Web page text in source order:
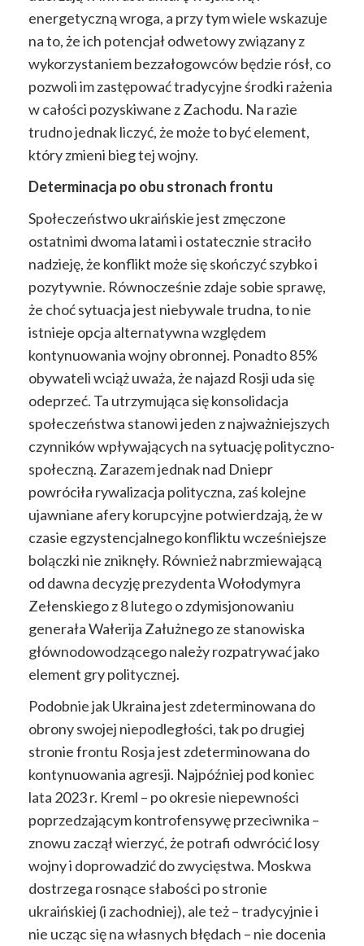
energetyczną wroga, a przy tym wiele wskazuje
na to, że ich potencjał odwetowy związany z
wykorzystaniem bezzałogowców będzie rósł, co
pozwoli im zastępować tradycyjne środki rażenia
w całości pozyskiwane z Zachodu. Na razie
trudno jednak liczyć, że może to być element,
który zmieni bieg tej wojny.
Determinacja po obu stronach frontu
Społeczeństwo ukraińskie jest zmęczone
ostatnimi dwoma latami i ostatecznie straciło
nadzieję, że konflikt może się skończyć szybko i
pozytywnie. Równocześnie zdaje sobie sprawę,
że choć sytuacja jest niebywale trudna, to nie
istnieje opcja alternatywna względem
kontynuowania wojny obronnej. Ponadto 85%
obywateli wciąż uważa, że najazd Rosji uda się
odeprzeć. Ta utrzymująca się konsolidacja
społeczeństwa stanowi jeden z najważniejszych
czynników wpływających na sytuację polityczno-
społeczną. Zarazem jednak nad Dniepr
powróciła rywalizacja polityczna, zaś kolejne
ujawniane afery korupcyjne potwierdzają, że w
czasie egzystencjalnego konfliktu wcześniejsze
bolączki nie zniknęły. Również nabrzmiewającą
od dawna decyzję prezydenta Wołodymyra
Zełenskiego z 8 lutego o zdymisjonowaniu
generała Wałerija Załużnego ze stanowiska
głównodowodzącego należy rozpatrywać jako
element gry politycznej.
Podobnie jak Ukraina jest zdeterminowana do
obrony swojej niepodległości, tak po drugiej
stronie frontu Rosja jest zdeterminowana do
kontynuowania agresji. Najpóźniej pod koniec
lata 2023 r. Kreml – po okresie niepewności
poprzedzającym kontrofensywę przeciwnika –
znowu zaczął wierzyć, że potrafi odwrócić losy
wojny i doprowadzić do zwycięstwa. Moskwa
dostrzega rosnące słabości po stronie
ukraińskiej (i zachodniej), ale też – tradycyjnie i
nie ucząc się na własnych błędach – nie docenia